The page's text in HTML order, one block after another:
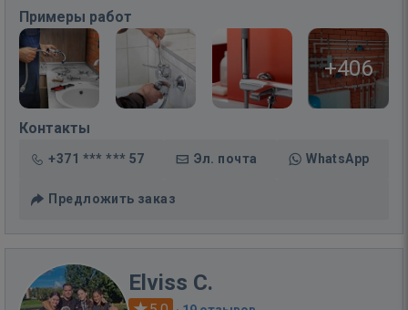
Примеры работ
+406
Контакты
+371 *** *** 57 Эл. почта WhatsApp
Предложить заказ
Elviss C.